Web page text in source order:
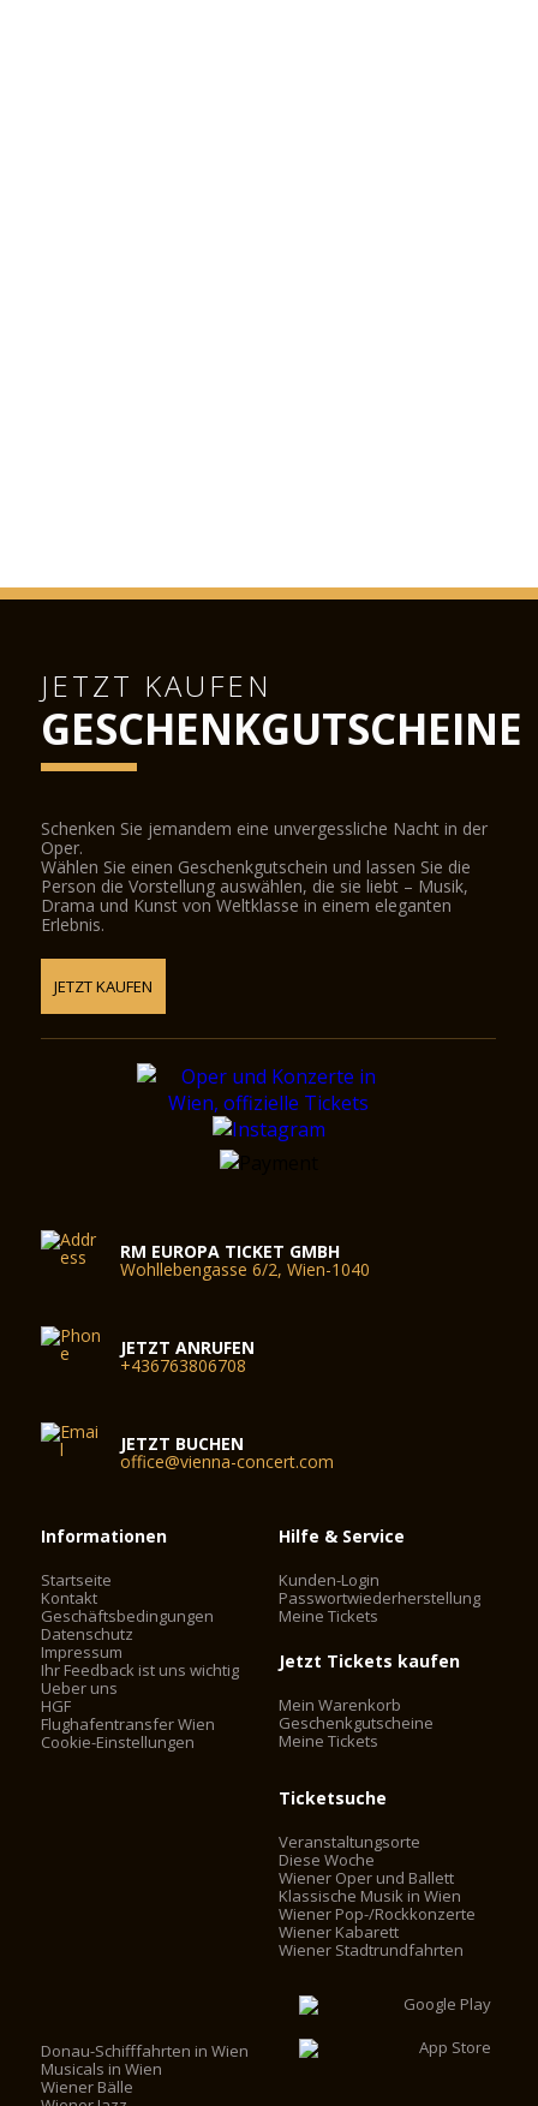
JETZT KAUFEN
GESCHENKGUTSCHEINE
Schenken Sie jemandem eine unvergessliche Nacht in der
Oper.
Wählen Sie einen Geschenkgutschein und lassen Sie die
Person die Vorstellung auswählen, die sie liebt – Musik,
Drama und Kunst von Weltklasse in einem eleganten
Erlebnis.
JETZT KAUFEN
RM EUROPA TICKET GMBH
Wohllebengasse 6/2, Wien-1040
JETZT ANRUFEN
+436763806708
JETZT BUCHEN
office@vienna-concert.com
Informationen
Startseite
Kontakt
Geschäftsbedingungen
Datenschutz
Impressum
Ihr Feedback ist uns wichtig
Ueber uns
HGF
Flughafentransfer Wien
Cookie-Einstellungen
Hilfe & Service
Kunden-Login
Passwortwiederherstellung
Meine Tickets
Jetzt Tickets kaufen
Mein Warenkorb
Geschenkgutscheine
Meine Tickets
Ticketsuche
Veranstaltungsorte
Diese Woche
Wiener Oper und Ballett
Klassische Musik in Wien
Wiener Pop-/Rockkonzerte
Wiener Kabarett
Wiener Stadtrundfahrten
Donau-Schifffahrten in Wien
Musicals in Wien
Wiener Bälle